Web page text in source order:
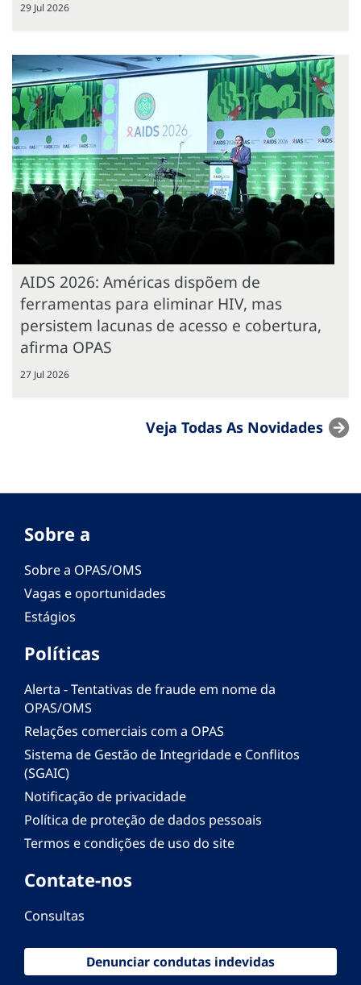
29 Jul 2026
AIDS 2026: Américas dispõem de
ferramentas para eliminar HIV, mas
persistem lacunas de acesso e cobertura,
afirma OPAS
27 Jul 2026
Veja Todas As Novidades
Sobre a
Sobre a OPAS/OMS
Vagas e oportunidades
Estágios
Políticas
Alerta - Tentativas de fraude em nome da
OPAS/OMS
Relações comerciais com a OPAS
Sistema de Gestão de Integridade e Conflitos
(SGAIC)
Notificação de privacidade
Política de proteção de dados pessoais
Termos e condições de uso do site
Contate-nos
Consultas
Denunciar condutas indevidas